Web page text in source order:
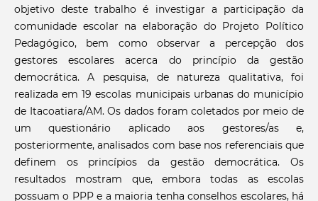
objetivo deste trabalho é investigar a participação da
comunidade escolar na elaboração do Projeto Político
Pedagógico, bem como observar a percepção dos
gestores escolares acerca do princípio da gestão
democrática. A pesquisa, de natureza qualitativa, foi
realizada em 19 escolas municipais urbanas do município
de Itacoatiara/AM. Os dados foram coletados por meio de
um questionário aplicado aos gestores/as e,
posteriormente, analisados com base nos referenciais que
definem os princípios da gestão democrática. Os
resultados mostram que, embora todas as escolas
possuam o PPP e a maioria tenha conselhos escolares, há